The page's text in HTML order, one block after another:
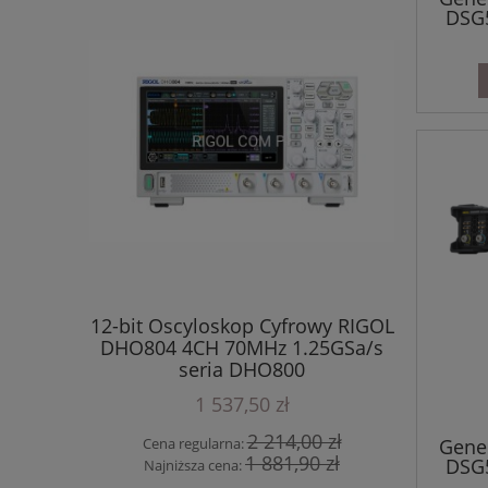
12-bit Oscyloskop Cyfrowy RIGOL
DHO804 4CH 70MHz 1.25GSa/s
seria DHO800
1 537,50 zł
Cena regularna:2 214,00 zł
Najniższa cena:1 881,90 zł